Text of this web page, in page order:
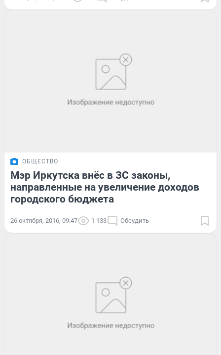
ОБЩЕСТВО
Мэр Иркутска внёс в ЗС законы,
направленные на увеличение доходов
городского бюджета
26 октября, 2016, 09:47 1 133 Обсудить